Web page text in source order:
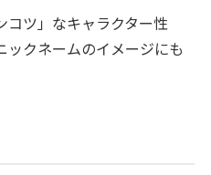
コツ」なキャラクター性
クネームのイメージにも